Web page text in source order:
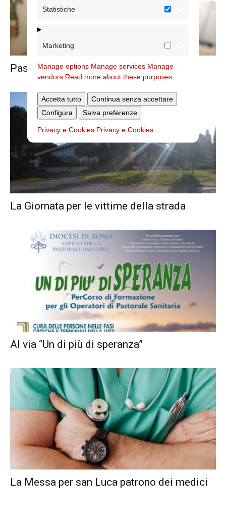
Statistiche
Marketing
Manage options Manage services Manage
vendors Read more about these purposes
Accetta tutto
Continua senza accettare
Configura
Salva preferenze
Privacy e Cookies Privacy e Cookies
Pastorale sanitaria, corsi e ritiro
La Giornata per le vittime della strada
Al via “Un di più di speranza”
La Messa per san Luca patrono dei medici